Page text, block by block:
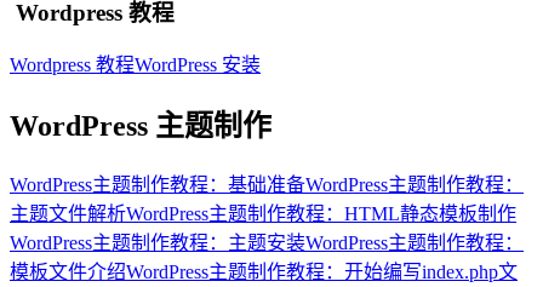
Wordpress 教程
Wordpress 教程WordPress 安装
WordPress 主题制作
WordPress主题制作教程：基础准备WordPress主题制作教程：
主题文件解析WordPress主题制作教程：HTML静态模板制作
WordPress主题制作教程：主题安装WordPress主题制作教程：
模板文件介绍WordPress主题制作教程：开始编写index.php文